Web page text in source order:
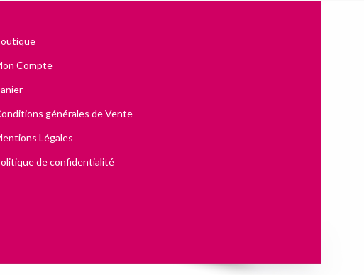
Compte
générales de Vente
Légales
de confidentialité